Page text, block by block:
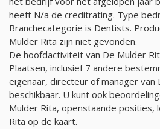
heeft N/a de creditrating. Type
Branchecategorie is Dentists.
Mulder Rita zijn niet gevonden.
De hoofdactiviteit van De Mulder
Plaatsen, inclusief 7 andere
eigenaar, directeur of manager van
beschikbaar. U kunt ook
Mulder Rita, openstaande posities,
Rita op de kaart.